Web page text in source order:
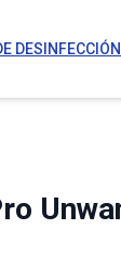
DESINFECCIÓN